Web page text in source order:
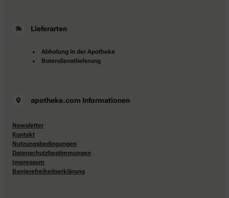
Lieferarten
Abholung in der Apotheke
Botendienstlieferung
apotheke.com Informationen
Newsletter
Kontakt
Nutzungsbedingungen
Datenschutzbestimmungen
Impressum
Barrierefreiheitserklärung